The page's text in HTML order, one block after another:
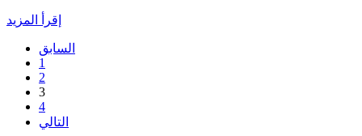
إقرأ المزيد
السابق
1
2
3
4
التالي